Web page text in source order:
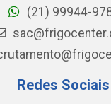
(21) 99944-
Redes Sociais